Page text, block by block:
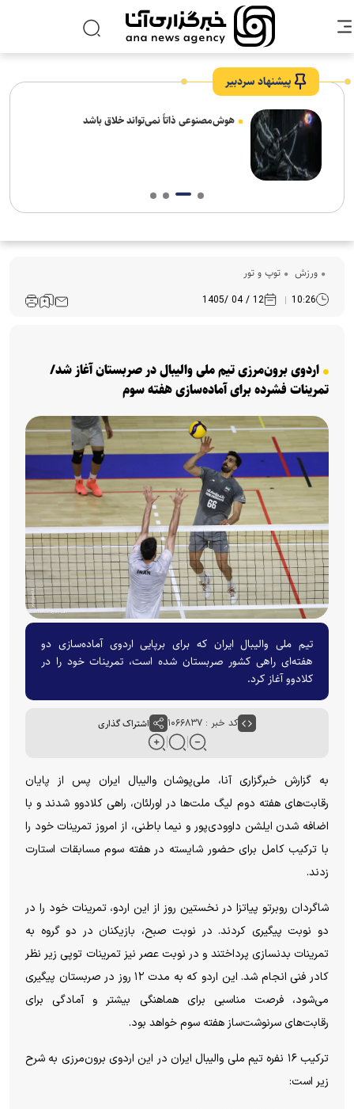
پیشنهاد سردبیر
هوش‌مصنوعی ذاتاً نمی‌تواند خلاق باشد
ورزش توپ و تور
10:26
12 / 04 /1405
اردوی برون‌مرزی تیم ملی والیبال در صربستان آغاز شد/
تمرینات فشرده برای آماده‌سازی هفته سوم
تیم ملی والیبال ایران که برای برپایی اردوی آماده‌سازی دو
هفته‌ای راهی کشور صربستان شده است، تمرینات خود را در
کلادوو آغاز کرد.
کد خبر : ۱۰۶۶۸۳۷ اشتراک گذاری
به گزارش خبرگزاری آنا، ملی‌پوشان والیبال ایران پس از پایان
رقابت‌های هفته دوم لیگ ملت‌ها در اورلئان، راهی کلادوو شدند و با
اضافه شدن ایلشن داوودی‌پور و نیما باطنی، از امروز تمرینات خود را
با ترکیب کامل برای حضور شایسته در هفته سوم مسابقات استارت
زدند.
شاگردان روبرتو پیاتزا در نخستین روز از این اردو، تمرینات خود را در
دو نوبت پیگیری کردند. در نوبت صبح، بازیکنان در دو گروه به
تمرینات بدنسازی پرداختند و در نوبت عصر نیز تمرینات توپی زیر نظر
کادر فنی انجام شد. این اردو که به مدت ۱۲ روز در صربستان پیگیری
می‌شود، فرصت مناسبی برای هماهنگی بیشتر و آمادگی برای
رقابت‌های سرنوشت‌ساز هفته سوم خواهد بود.
ترکیب ۱۶ نفره تیم ملی والیبال ایران در این اردوی برون‌مرزی به شرح
زیر است: